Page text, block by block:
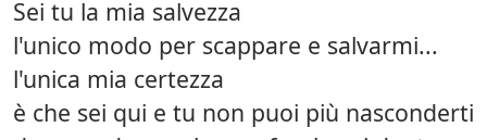
Sei tu la mia salvezza
l'unico modo per scappare e salvarmi...
l'unica mia certezza
è che sei qui e tu non puoi più nasconderti